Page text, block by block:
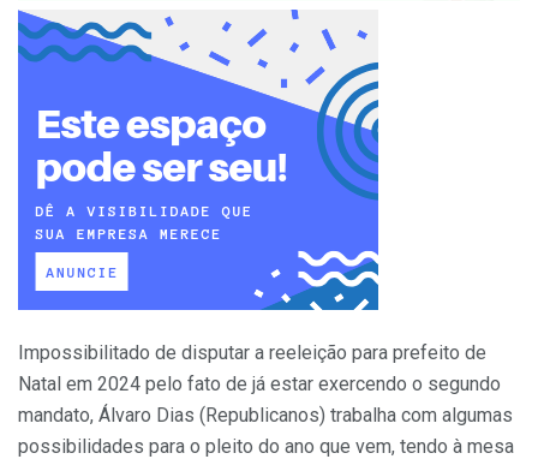
Impossibilitado de disputar a reeleição para prefeito de
Natal em 2024 pelo fato de já estar exercendo o segundo
mandato, Álvaro Dias (Republicanos) trabalha com algumas
possibilidades para o pleito do ano que vem, tendo à mesa